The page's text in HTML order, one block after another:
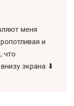
меня
и
что
экрана ⬇